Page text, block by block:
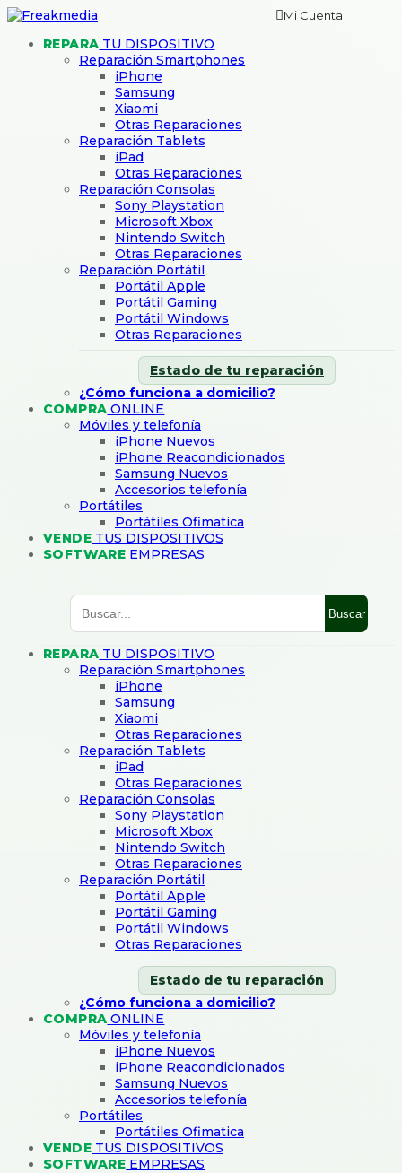
Mi Cuenta
REPARA TU DISPOSITIVO
Reparación Smartphones
iPhone
Samsung
Xiaomi
Otras Reparaciones
Reparación Tablets
iPad
Otras Reparaciones
Reparación Consolas
Sony Playstation
Microsoft Xbox
Nintendo Switch
Otras Reparaciones
Reparación Portátil
Portátil Apple
Portátil Gaming
Portátil Windows
Otras Reparaciones
Estado de tu reparación
¿Cómo funciona a domicilio?
COMPRA ONLINE
Móviles y telefonía
iPhone Nuevos
iPhone Reacondicionados
Samsung Nuevos
Accesorios telefonía
Portátiles
Portátiles Ofimatica
VENDE TUS DISPOSITIVOS
SOFTWARE EMPRESAS
Buscar
REPARA TU DISPOSITIVO
Reparación Smartphones
iPhone
Samsung
Xiaomi
Otras Reparaciones
Reparación Tablets
iPad
Otras Reparaciones
Reparación Consolas
Sony Playstation
Microsoft Xbox
Nintendo Switch
Otras Reparaciones
Reparación Portátil
Portátil Apple
Portátil Gaming
Portátil Windows
Otras Reparaciones
Estado de tu reparación
¿Cómo funciona a domicilio?
COMPRA ONLINE
Móviles y telefonía
iPhone Nuevos
iPhone Reacondicionados
Samsung Nuevos
Accesorios telefonía
Portátiles
Portátiles Ofimatica
VENDE TUS DISPOSITIVOS
SOFTWARE EMPRESAS